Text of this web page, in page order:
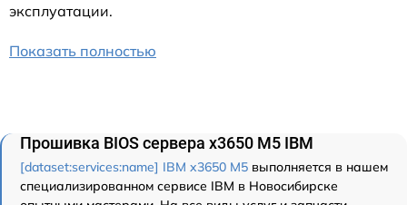
эксплуатации.
Показать полностью
Прошивка BIOS сервера x3650 M5 IBM
[dataset:services:name] IBM x3650 M5 выполняется в нашем
специализированном сервисе IBM в Новосибирске